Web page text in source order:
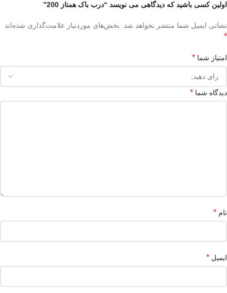
اولین کسی باشید که دیدگاهی می نویسد “درب باک همتاز 200”
نشانی ایمیل شما منتشر نخواهد شد. بخش‌های موردنیاز علامت‌گذاری شده‌اند
*
امتیاز شما *
دیدگاه شما *
نام *
ایمیل *